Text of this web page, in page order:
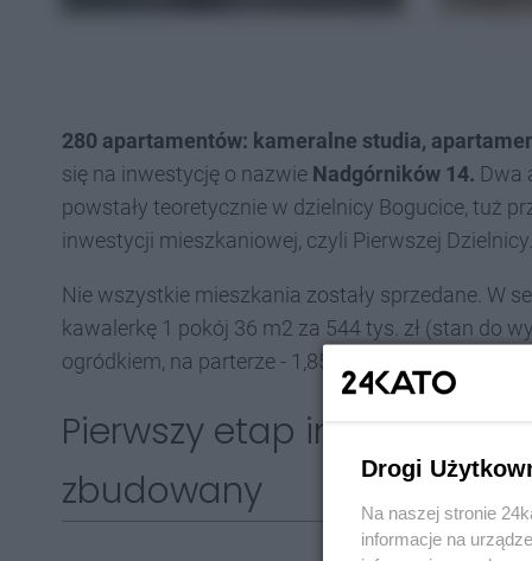
280 apartamentów: kameralne studia,
się na inwestycję o nazwie Nadgórników 14. Dwa
powstały teoretycznie w dzielnicy Bogucice, tuż
inwestycji mieszkaniowej, czyli Pierwszej Dzielnicy.
Nie wszystkie mieszkania zostały sprzedane. W
kawalerkę 1 pokój 36 m2 za 544 tys. zł (stan do
ogródkiem, na parterze - 1,85 mln zł.
Pierwszy etap inwestycji
zbudowany
Drogi
Na naszej stronie
informacje na